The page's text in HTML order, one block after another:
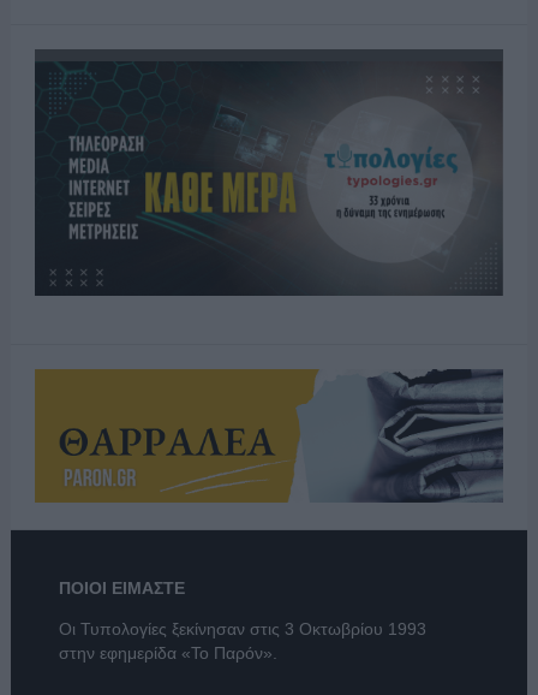
ΠΟΙΟΙ ΕΙΜΑΣΤΕ
Οι Τυπολογίες ξεκίνησαν στις 3 Οκτωβρίου 1993
στην εφημερίδα «Το Παρόν».